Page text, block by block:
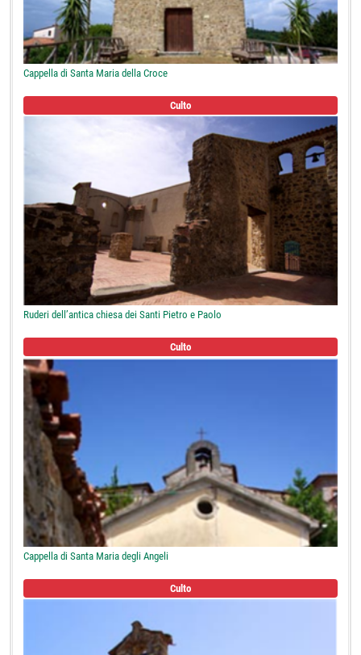
Cappella di Santa Maria della Croce
Culto
Ruderi dell’antica chiesa dei Santi Pietro e Paolo
Culto
Cappella di Santa Maria degli Angeli
Culto